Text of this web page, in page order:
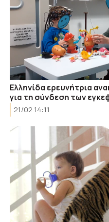
Ελληνίδα ερευνήτρια
για τη σύνδεση των
21/02 14:11